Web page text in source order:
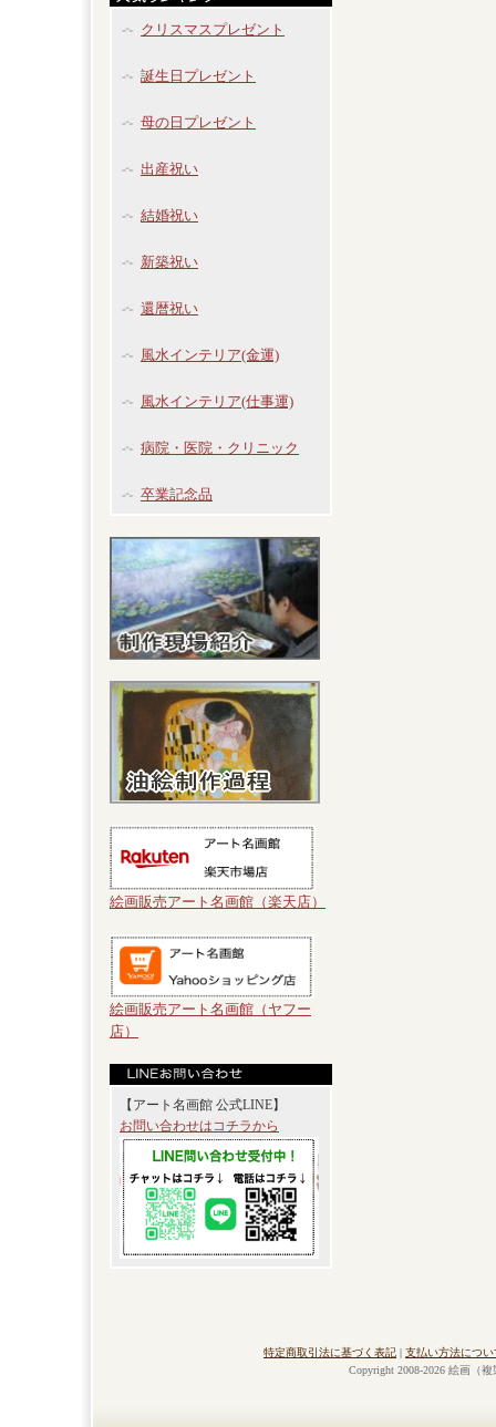
クリスマスプレゼント
誕生日プレゼント
母の日プレゼント
出産祝い
結婚祝い
新築祝い
還暦祝い
風水インテリア(金運)
風水インテリア(仕事運)
病院・医院・クリニック
卒業記念品
絵画販売アート名画館（楽天店）
絵画販売アート名画館（ヤフー
店）
【アート名画館 公式LINE】
お問い合わせはコチラから
特定商取引法に基づく表記 | 支払い方法につい
Copyright 2008-2026 絵画（